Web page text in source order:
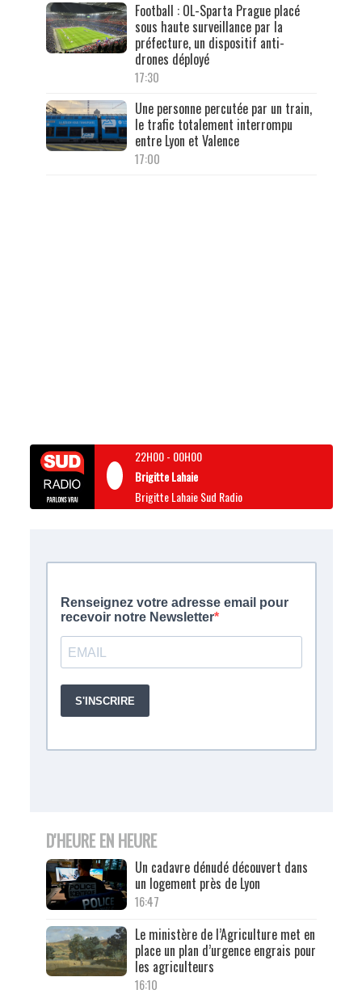
Football : OL-Sparta Prague placé
sous haute surveillance par la
préfecture, un dispositif anti-
drones déployé
17:30
Une personne percutée par un train,
le trafic totalement interrompu
entre Lyon et Valence
17:00
22H00- 00H00
Brigitte Lahaie
Brigitte Lahaie Sud Radio
D'HEURE EN HEURE
Un cadavre dénudé découvert dans
un logement près de Lyon
16:47
Le ministère de l’Agriculture met en
place un plan d’urgence engrais pour
les agriculteurs
16:10